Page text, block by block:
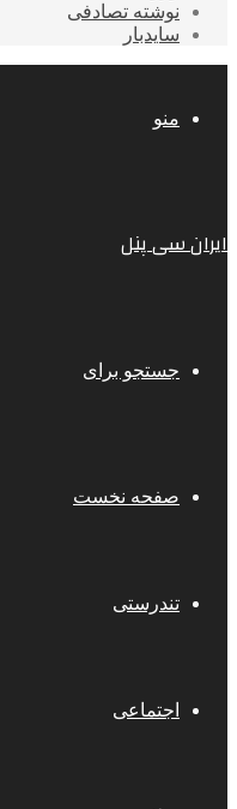
نوشته تصادفی
سایدبار
منو
ایران سی پنل
جستجو برای
صفحه نخست
تندرستی
اجتماعی